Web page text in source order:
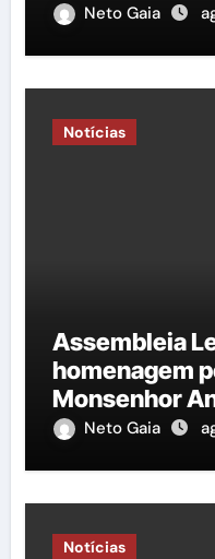
Neto Gaia
Notícias
Assembleia
homenagem
Monsenhor
Saiba mais!
Neto Gaia
Notícias